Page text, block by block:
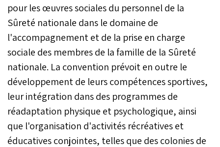
modernisation du service
public de sécurité au
Maroc.
pour les œuvres sociales du personnel de la
Sûreté nationale dans le domaine de
l'accompagnement et de la prise en charge
sociale des membres de la famille de la Sûreté
nationale. La convention prévoit en outre le
développement de leurs compétences sportives,
leur intégration dans des programmes de
réadaptation physique et psychologique, ainsi
que l'organisation d'activités récréatives et
éducatives conjointes, telles que des colonies de